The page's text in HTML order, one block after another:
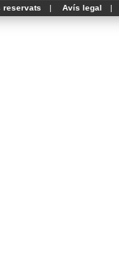
reservats | Avís legal |